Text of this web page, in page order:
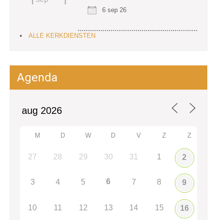
6 sep 26
ALLE KERKDIENSTEN
Agenda
M D W D V Z Z
27 28 29 30 31 1 2
3 4 5 6 7 8 9
10 11 12 13 14 15 16